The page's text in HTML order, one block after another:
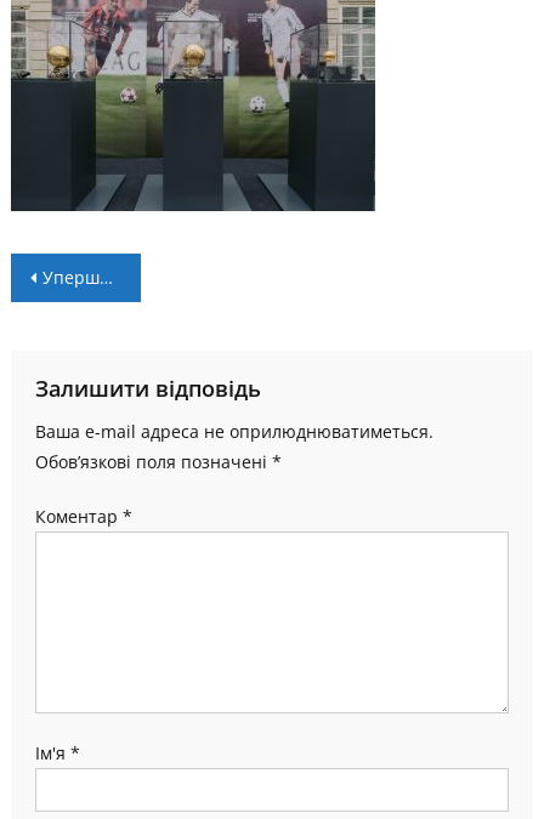
Навігація
Уперше в історії три «Золоті мʼячі» разом: 2 червня експозиція приїде до Івано-Франківська
Залишити відповідь
Ваша e-mail адреса не оприлюднюватиметься.
Обов’язкові поля позначені *
Коментар *
Ім'я *